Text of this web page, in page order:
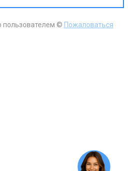
пользователем © Пожаловаться